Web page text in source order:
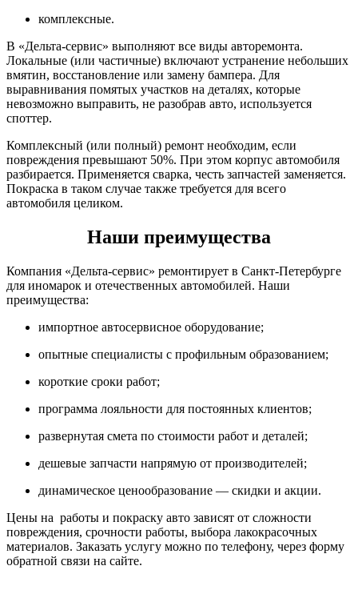
комплексные.
В «Дельта-сервис» выполняют все виды авторемонта.
Локальные (или частичные) включают устранение небольших
вмятин, восстановление или замену бампера. Для
выравнивания помятых участков на деталях, которые
невозможно выправить, не разобрав авто, используется
споттер.
Комплексный (или полный) ремонт необходим, если
повреждения превышают 50%. При этом корпус автомобиля
разбирается. Применяется сварка, честь запчастей заменяется.
Покраска в таком случае также требуется для всего
автомобиля целиком.
Наши преимущества
Компания «Дельта-сервис» ремонтирует в Санкт-Петербурге
для иномарок и отечественных автомобилей. Наши
преимущества:
импортное автосервисное оборудование;
опытные специалисты с профильным образованием;
короткие сроки работ;
программа лояльности для постоянных клиентов;
развернутая смета по стоимости работ и деталей;
дешевые запчасти напрямую от производителей;
динамическое ценообразование — скидки и акции.
Цены на работы и покраску авто зависят от сложности
повреждения, срочности работы, выбора лакокрасочных
материалов. Заказать услугу можно по телефону, через форму
обратной связи на сайте.